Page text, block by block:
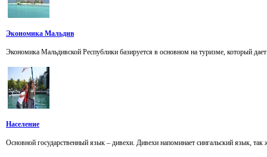
Экономика Мальдив
Экономика Мальдивской Республики базируется в основном на туризме, который
Население
Основной государственный язык – дивехи. Дивехи напоминает сингальский язык,